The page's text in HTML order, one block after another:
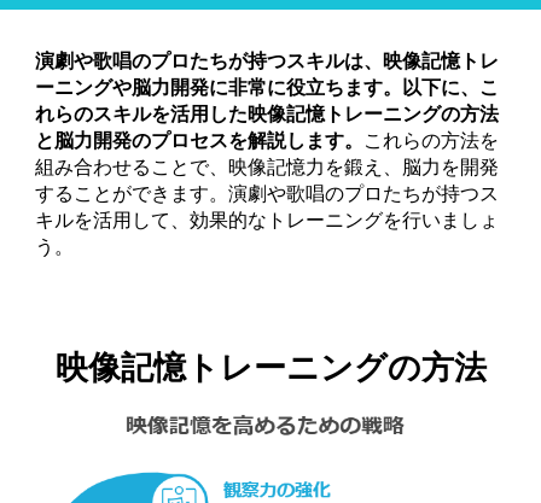
演劇や歌唱のプロたちが持つスキルは、映像記憶トレ
ーニングや脳力開発に非常に役立ちます。以下に、こ
れらのスキルを活用した映像記憶トレーニングの方法
と脳力開発のプロセスを解説します。 これらの方法を
組み合わせることで、映像記憶力を鍛え、脳力を開発
することができます。演劇や歌唱のプロたちが持つス
キルを活用して、効果的なトレーニングを行いましょ
う。
映像記憶トレーニングの方法